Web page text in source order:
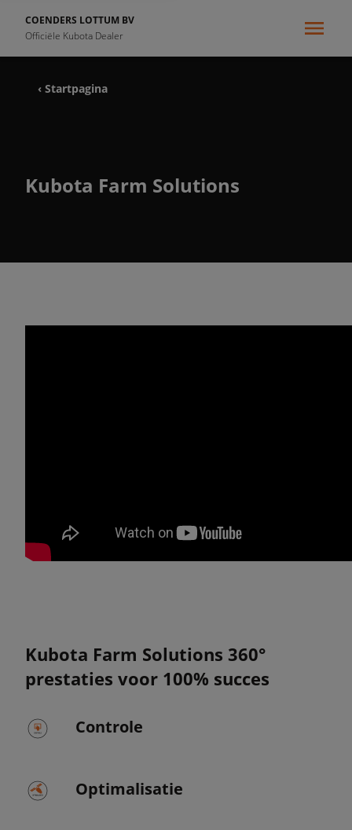
COENDERS LOTTUM BV
Officiële Kubota Dealer
‹ Startpagina
Kubota Farm Solutions
Kubota Farm Solutions 360°
prestaties voor 100% succes
Controle
Optimalisatie